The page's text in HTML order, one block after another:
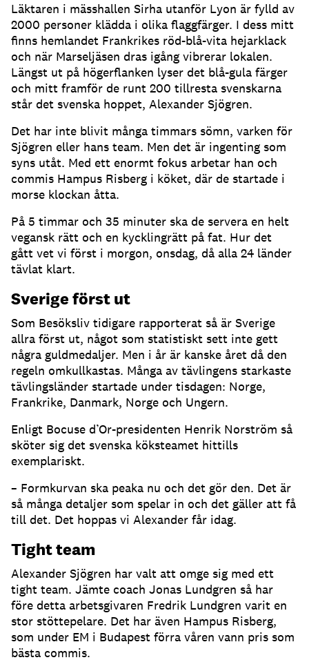
Läktaren i mässhallen Sirha utanför Lyon är fylld av
2000 personer klädda i olika flaggfärger. I dess mitt
finns hemlandet Frankrikes röd-blå-vita hejarklack
och när Marseljäsen dras igång vibrerar lokalen.
Längst ut på högerflanken lyser det blå-gula färger
och mitt framför de runt 200 tillresta svenskarna
står det svenska hoppet, Alexander Sjögren.
Det har inte blivit många timmars sömn, varken för
Sjögren eller hans team. Men det är ingenting som
syns utåt. Med ett enormt fokus arbetar han och
commis Hampus Risberg i köket, där de startade i
morse klockan åtta.
På 5 timmar och 35 minuter ska de servera en helt
vegansk rätt och en kycklingrätt på fat. Hur det
gått vet vi först i morgon, onsdag, då alla 24 länder
tävlat klart.
Sverige först ut
Som Besöksliv tidigare rapporterat så är Sverige
allra först ut, något som statistiskt sett inte gett
några guldmedaljer. Men i år är kanske året då den
regeln omkullkastas. Många av tävlingens starkaste
tävlingsländer startade under tisdagen: Norge,
Frankrike, Danmark, Norge och Ungern.
Enligt Bocuse d’Or-presidenten Henrik Norström så
sköter sig det svenska köksteamet hittills
exemplariskt.
– Formkurvan ska peaka nu och det gör den. Det är
så många detaljer som spelar in och det gäller att få
till det. Det hoppas vi Alexander får idag.
Tight team
Alexander Sjögren har valt att omge sig med ett
tight team. Jämte coach Jonas Lundgren så har
före detta arbetsgivaren Fredrik Lundgren varit en
stor stöttepelare. Det har även Hampus Risberg,
som under EM i Budapest förra våren vann pris som
bästa commis.